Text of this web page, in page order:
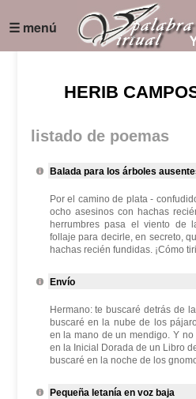
☰ menú
HERIB
listado de poemas
Balada para los árboles
Por el camino de plata -
ocho asesinos con hachas
herrumbres pasa el viento de
follaje para decirle, en secreto,
hachas recién fundidas. ¡Cómo
Envío
Hermano: te buscaré detrás de
buscaré en la nube de los
en la mano de un mendigo. Y
en la Inicial Dorada de un Libro
buscaré en la noche de los
Pequeña letanía en voz baja